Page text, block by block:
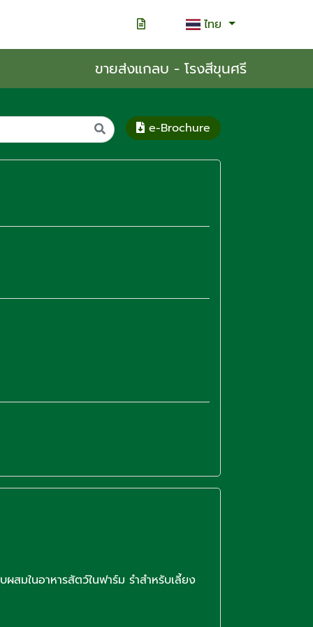
ไทย
ขายส่งแกลบ - โรงสีขุนศรี
e-Brochure
สมในอาหารสัตว์ในฟาร์ม รำสำหรับเลี้ยง